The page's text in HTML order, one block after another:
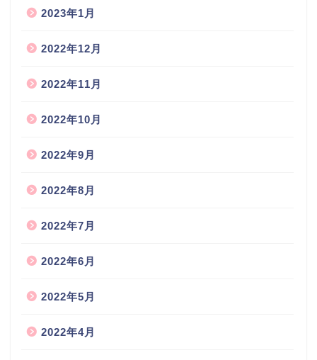
2023年1月
2022年12月
2022年11月
2022年10月
2022年9月
2022年8月
2022年7月
2022年6月
2022年5月
2022年4月